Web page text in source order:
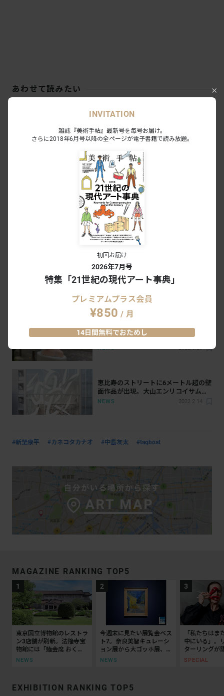
あわせて読みたい
「Study：大阪関西国際芸術祭 Vol.3」
再考する企画展も
NEWS
「日本のストリートとアート」は、い
まどうなっているのか？ 『美術手
帖』7月号は「Groundbreaker 日本の
ストリートとアート」特集
NEWS
NYを代表するストリートアーティス
ト。エリック・ヘイズの国内初大規模
個展「INSIDE OUT」がSAIで開催へ
NEWS
BTSメンバーが街とアートをナビゲー
ト。「BTS×ストリート ギャラリー」
丸の内を散歩しながら彫刻作品を楽し
む。50周年を迎えた「丸の内ストリー
NEWS 2022.6.29
恵⽐寿のストリートに6メートル超の壁
⾯作品が出現。⼤⼭エンリコイサム個
展「Paint Blister」が開催へ
NEWS 2022.2.14
#新埜康平 #カネコタカナオ #中島友太 #tagboat
MAGAZINE RANKING TOP5
東京国立博物館のレストラ
ン3店舗が刷新。法隆寺宝
物館には「鮨会席 おく
乃」がオープン
NEWS
今週末に見たい展覧会ベス
ト7。奈良美智キュレーシ
ョン展から大ゴッホ展、ボ
ッティチェリまで
NEWS
「私たちはま
中にいる」。
ターリングが
抵抗の50年
SPECIAL
EXHIBITION RANKING TOP5
INVITATION
雑誌『美術手帖』最新号を毎号お届け。
さらに2018年6月号以降の全ページが電子書籍で読み放題。
初回お届け
2026年7月号
特集「21世紀の現代アート事典」
プレミアムプラス会員
¥850 / 月
14日間無料でおためし